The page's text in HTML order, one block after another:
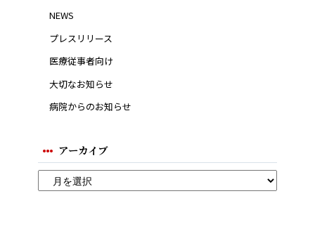
NEWS
プレスリリース
医療従事者向け
大切なお知らせ
病院からのお知らせ
アーカイブ